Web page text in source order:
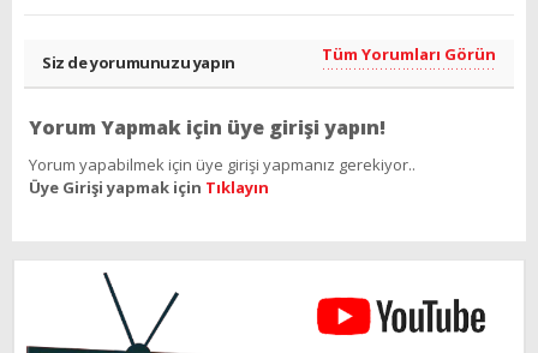
Siz de yorumunuzu yapın Tüm Yorumları Görün
Yorum Yapmak için üye girişi yapın!
Yorum yapabilmek için üye girişi yapmanız gerekiyor..
Üye Girişi yapmak için Tıklayın